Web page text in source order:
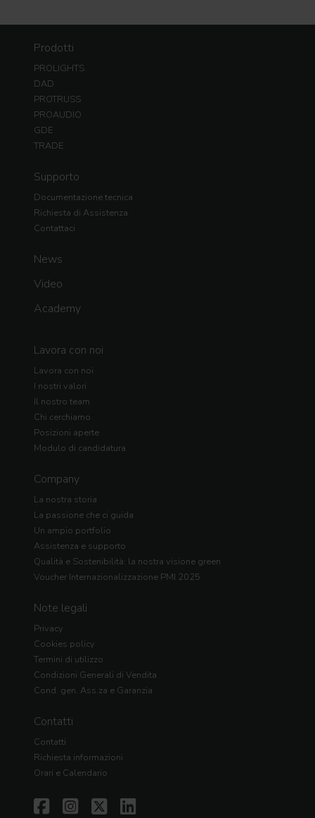
Prodotti
PROLIGHTS
DAD
PROTRUSS
PROAUDIO
GDE
TRADE
Supporto
Documentazione tecnica
Richiesta di Assistenza
Contattaci
News
Video
Academy
Lavora con noi
Lavora con noi
I nostri valori
Il nostro team
Chi cerchiamo
Posizioni aperte
Modulo di candidatura
Company
La nostra storia
La passione che ci guida
Un ampio portfolio
Assistenza e supporto
Qualità e Sostenibilità: la nostra visione green
Voucher Internazionalizzazione PMI 2025
Note legali
Privacy
Cookies policy
Termini di utilizzo
Condizioni Generali di Vendita
Cond. gen. Ass.za e Garanzia
Contatti
Contatti
Richiesta informazioni
Orari e Calendario